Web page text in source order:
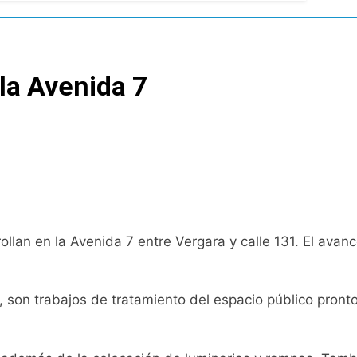
Propiedad Privada
Street y el riesgo país quedó al borde
más bajas de la semana
los argentinos
capítulo
Avenida 7
en la Avenida 7 entre Vergara y calle 131. El
son trabajos de tratamiento del espacio público